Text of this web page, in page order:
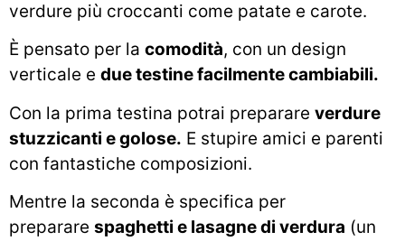
verdure più croccanti come patate e carote.
È pensato per la comodità, con un design
verticale e due testine facilmente cambiabili.
Con la prima testina potrai preparare verdure
stuzzicanti e golose. E stupire amici e parenti
con fantastiche composizioni.
Mentre la seconda è specifica per
preparare spaghetti e lasagne di verdura (un